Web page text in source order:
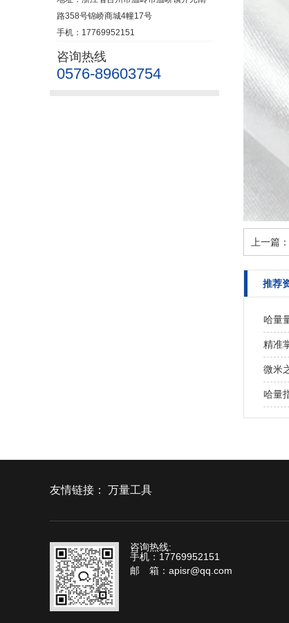
路358号锦峤商城4幢17号
手机：17769952151
咨询热线
0576-89603754
上一篇：
推荐
哈量
精准
微米
哈量
友情链接： 万量工具
咨询热线:
手机：17769952151
邮 箱：apisr@qq.com